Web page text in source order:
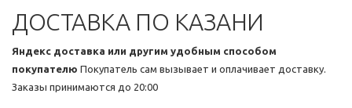
ДОСТАВКА ПО КАЗАНИ
Яндекс доставка или другим удобным способом
покупателю Покупатель сам вызывает и оплачивает доставку.
Заказы принимаются до 20:00